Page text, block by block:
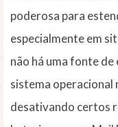
poderosa para
especialmente em
não há uma fonte
sistema operacional
desativando certos